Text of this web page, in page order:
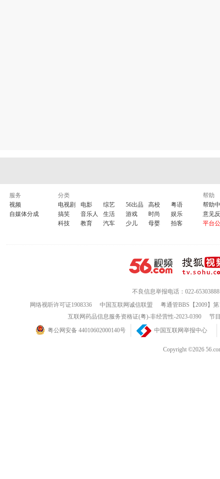
服务
视频
自媒体分成
分类
电视剧
电影 综艺 56出品 高校
粤语
搞笑
音乐人 生活 游戏 时尚
娱乐
科技
教育 汽车 少儿 母婴 拍客
帮助
帮助
意见
平台
不良信息举报电话：022-65303888
网络视听许可证1908336
中国互联网诚信联盟
粤通管BBS【2009】
互联网药品信息服务资格证(粤)-非经营性-2023-0390
节
粤公网安备 44010602000140号
中国互联网举报中心
Copyright ©2026